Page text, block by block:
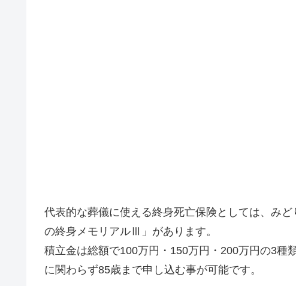
代表的な葬儀に使える終身死亡保険としては、み
の終身メモリアルⅢ」があります。
積立金は総額で100万円・150万円・200万円の3種
に関わらず85歳まで申し込む事が可能です。